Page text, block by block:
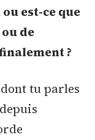
est-ce que
de
?
tu parles